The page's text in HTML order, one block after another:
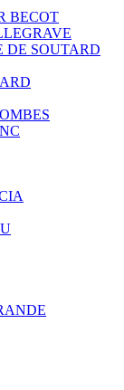
BECOT
DE SOUTARD